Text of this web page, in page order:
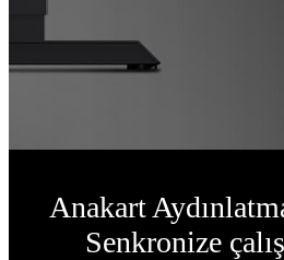
Anakart
Senkronize